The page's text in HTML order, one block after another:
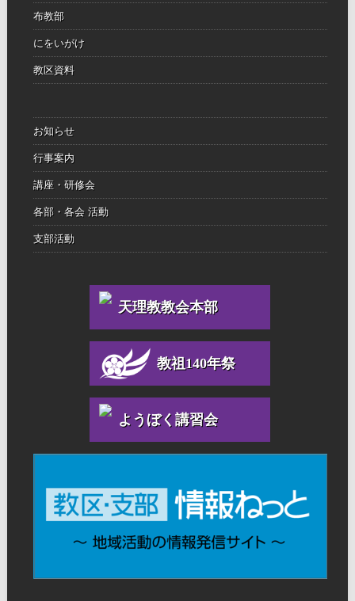
布教部
にをいがけ
教区資料
お知らせ
行事案内
講座・研修会
各部・各会 活動
支部活動
天理教教会本部
教祖140年祭
ようぼく講習会